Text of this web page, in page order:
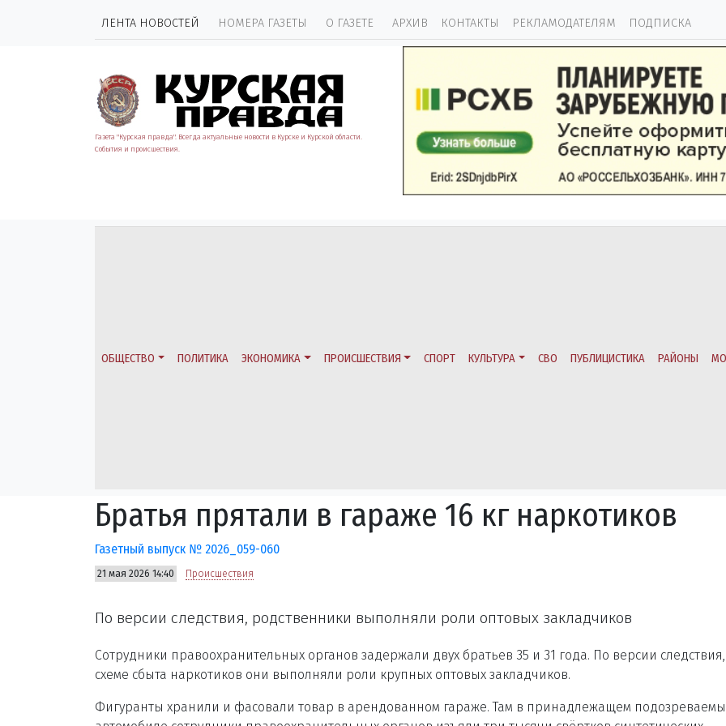
ЛЕНТА НОВОСТЕЙ НОМЕРА ГАЗЕТЫ О ГАЗЕТЕ АРХИВ КОНТАКТЫ РЕКЛАМОДАТЕЛЯМ ПОДПИСКА
Газета "Курская правда". Всегда актуальные новости в Курске и Курской области.
События и происшествия.
ОБЩЕСТВО ПОЛИТИКА ЭКОНОМИКА ПРОИСШЕСТВИЯ СПОРТ КУЛЬТУРА СВО ПУБЛИЦИСТИКА РАЙОНЫ
Братья прятали в гараже 16 кг наркотиков
Газетный выпуск № 2026_059-060
21 мая 2026 14:40 Происшествия
По версии следствия, родственники выполняли роли оптовых закладчиков
Сотрудники правоохранительных органов задержали двух братьев 35 и 31 года. По версии
схеме сбыта наркотиков они выполняли роли крупных оптовых закладчиков.
Фигуранты хранили и фасовали товар в арендованном гараже. Там в принадлежащем